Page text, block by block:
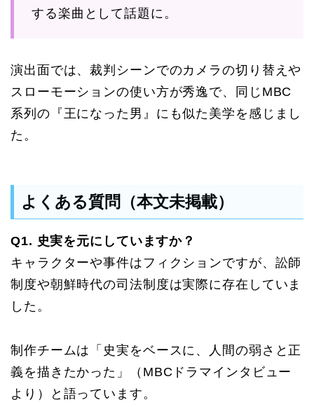
する楽曲として話題に。
演出面では、裁判シーンでのカメラの切り替えや
スローモーションの使い方が秀逸で、同じMBC
系列の『王になった男』にも似た美学を感じまし
た。
よくある質問（本文未掲載）
Q1. 史実を元にしていますか？
キャラクターや事件はフィクションですが、訟師
制度や朝鮮時代の司法制度は実際に存在していま
した。
制作チームは「史実をベースに、人間の弱さと正
義を描きたかった」（MBCドラマインタビュー
より）と語っています。